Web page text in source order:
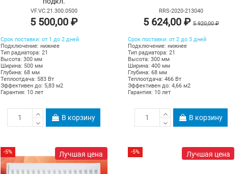
VF.VC.21.300.0500
5 500,00 ₽
Срок поставки: от 1 до 2 дней
Подключение: нижнее
Тип радиатора: 21
Высота: 300 мм
Ширина: 500 мм
Глубина: 68 мм
Теплоотдача: 583 Вт
Эффективен до: 5,83 м2
Гарантия: 10 лет
В корзину
RRS-2020-213040
5 624,00 ₽5 920,00 ₽
Срок поставки: от 2 до 3 дней
Подключение: нижнее
Тип радиатора: 21
Высота: 300 мм
Ширина: 400 мм
Глубина: 68 мм
Теплоотдача: 466 Вт
Эффективен до: 4,66 м2
Гарантия: 10 лет
В корзину
Лучшая цена
-5% Лучшая цена
-5%